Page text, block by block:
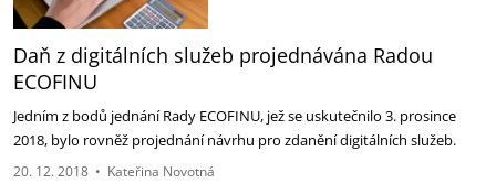
Daň z digitálních služeb projednávána Radou
ECOFINU
Jedním z bodů jednání Rady ECOFINU, jež se uskutečnilo 3. prosince
2018, bylo rovněž projednání návrhu pro zdanění digitálních služeb.
20. 12. 2018 • Kateřina Novotná